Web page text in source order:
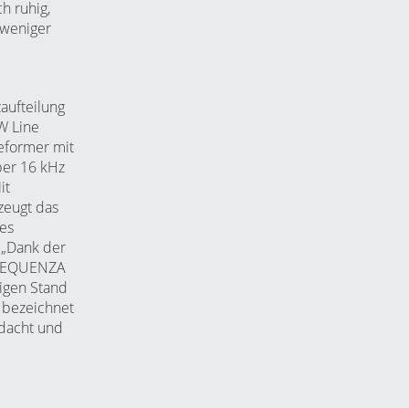
ruhig,
Line
mit
16 kHz
das
der
Stand
und